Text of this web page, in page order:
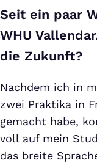
Seit ein paar
WHU
die Zukunft?
Nachdem ich in
zwei Praktika in
gemacht habe,
voll auf mein
das breite